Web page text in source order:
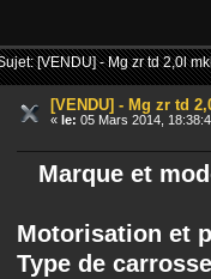
[VENDU] - Mg zr td 2,0l
[VENDU] - Mg zr td
«le: 05 Mars 2014,
Marque et
Motorisation et
Type de